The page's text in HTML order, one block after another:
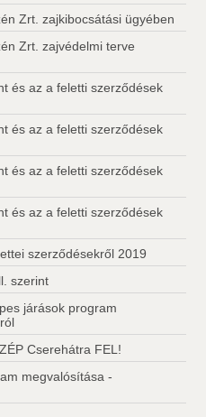
Zrt. zajkibocsátási ügyében
Zrt. zajvédelmi terve
és az a feletti szerződések
és az a feletti szerződések
és az a feletti szerződések
és az a feletti szerződések
szerződésekről 2019
szerint
járások program
Cserehátra FEL!
megvalósítása -